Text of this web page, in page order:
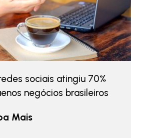
sociais atingiu 70%
negócios brasileiros
Mais